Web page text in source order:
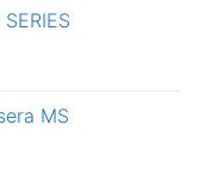
MS